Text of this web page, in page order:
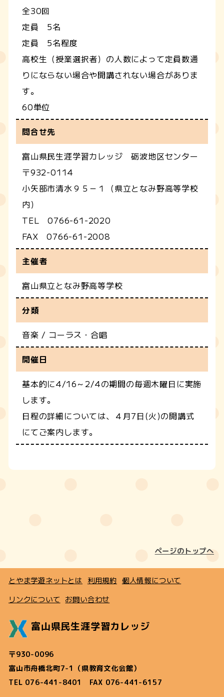
全30回
定員 5名
定員 5名程度
高校生（授業選択者）の人数によって定員数通
りにならない場合や開講されない場合がありま
す。
60単位
問合せ先
富山県民生涯学習カレッジ 砺波地区センター
〒932-0114
小矢部市清水９５－１（県立となみ野高等学校
内）
TEL 0766-61-2020
FAX 0766-61-2008
主催者
富山県立となみ野高等学校
分類
音楽 / コーラス・合唱
開催日
基本的に4/16～2/4の期間の毎週木曜日に実施
します。
日程の詳細については、４月7日(火)の開講式
にてご案内します。
ページのトップへ
とやま学遊ネットとは 利用規約 個人情報について
リンクについて お問い合わせ
富山県民生涯学習カレッジ
〒930-0096
富山市舟橋北町7-1（県教育文化会館）
TEL 076-441-8401 FAX 076-441-6157